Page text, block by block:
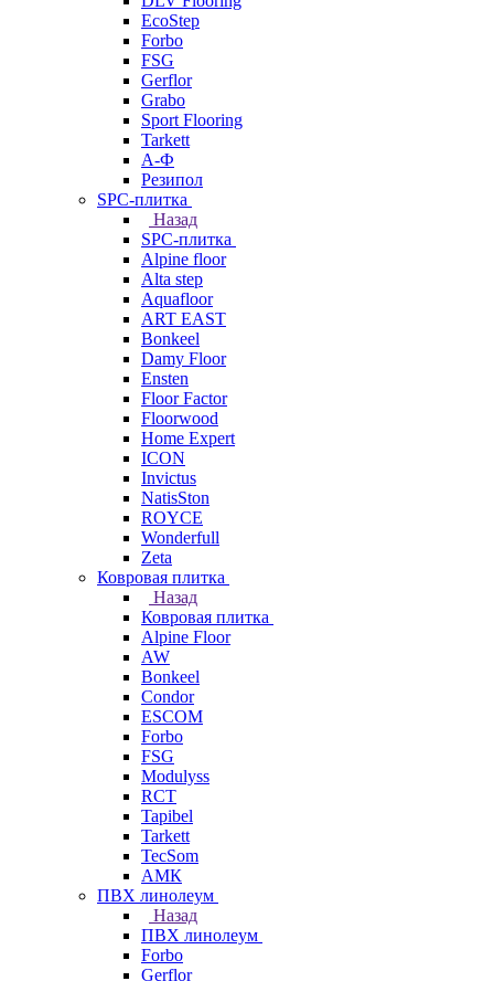
EcoStep
Forbo
FSG
Gerflor
Grabo
Sport Flooring
Tarkett
А-Ф
Резипол
SPC-плитка
Назад
SPC-плитка
Alpine floor
Alta step
Aquafloor
ART EAST
Bonkeel
Damy Floor
Ensten
Floor Factor
Floorwood
Home Expert
ICON
Invictus
NatisSton
ROYCE
Wonderfull
Zeta
Ковровая плитка
Назад
Ковровая плитка
Alpine Floor
AW
Bonkeel
Condor
ESCOM
Forbo
FSG
Modulyss
RCT
Tapibel
Tarkett
TecSom
АМК
ПВХ линолеум
Назад
ПВХ линолеум
Forbo
Gerflor